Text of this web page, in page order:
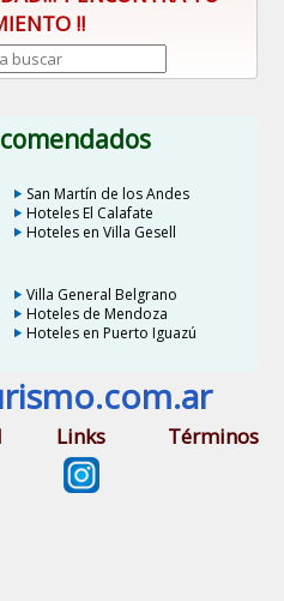
!!
San Martín de los Andes
Hoteles El Calafate
Hoteles en Villa Gesell
Villa General Belgrano
Hoteles de Mendoza
Hoteles en Puerto Iguazú
Links Términos